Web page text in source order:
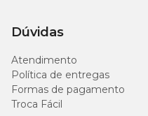
acompanhamento do
saúde do seu pet.
Dúvidas
Atendimento
Política de entregas
Formas de pagamento
Troca Fácil